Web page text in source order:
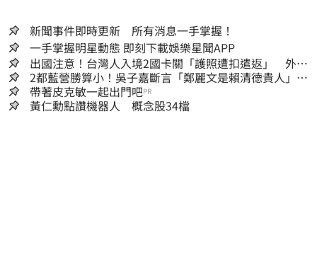
新聞事件即時更新 所有消息一手掌握！
一手掌握明星動態 即刻下載娛樂星聞APP
出國注意！台灣人入境2國卡關「護照遭扣遣返」 外交
部證實了
2都藍營勝算小！吳子嘉斷言「鄭麗文是賴清德貴人」：
保送2028連任總統
帶著皮克敏一起出門吧PR
黃仁勳點讚機器人 概念股34檔